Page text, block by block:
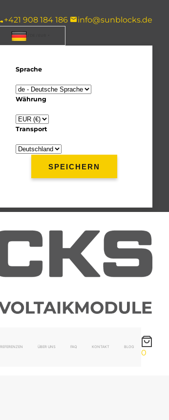
+421 908 184 186 info@sunblocks.de
Sprache
Währung
Transport
REFERENZEN ÜBER UNS FAQ KONTAKT BLOG
0